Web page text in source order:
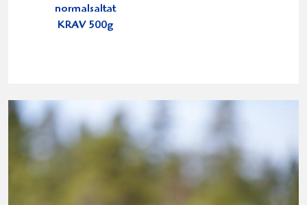
normalsaltat
KRAV 500g